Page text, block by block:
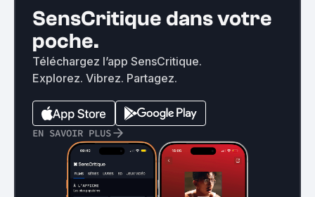
SensCritique dans votre
poche.
Téléchargez l’app SensCritique.
Explorez. Vibrez. Partagez.
EN SAVOIR PLUS